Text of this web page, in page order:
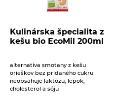
Kulinárska špecialita z
kešu bio EcoMil 200ml
alternatíva smotany z kešu
orieškov bez pridaného cukru
neobsahuje laktózu, lepok,
cholesterol a sóju